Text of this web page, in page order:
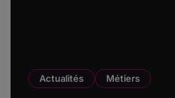
Actualités Métiers